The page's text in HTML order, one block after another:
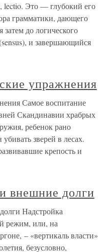
lectio. Это — глубокий его
грамматики, дающего
до логического
и завершающийся
упражнения
Самое воспитание
Скандинавии храбрых
ребенок рано
зверей в лесах.
крепость и
внешние долги
Надстройка
режим, или, на
– «вертикаль власти»
безусловно,